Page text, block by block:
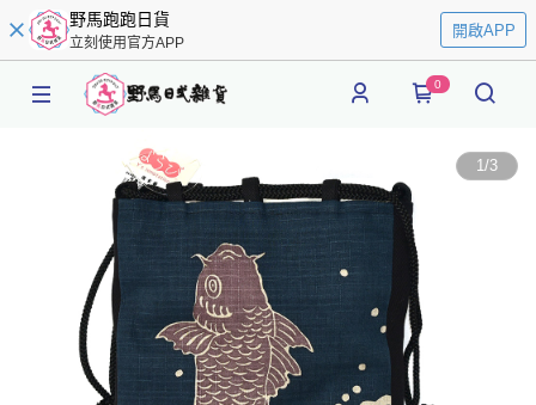
野馬跑跑日貨
立刻使用官方APP
開啟APP
0
1/3